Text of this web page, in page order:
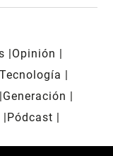
Opinión
Tecnología
Generación
Pódcast